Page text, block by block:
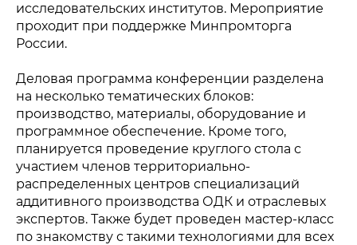
исследовательских институтов. Мероприятие
проходит при поддержке Минпромторга
России.
Деловая программа конференции разделена
на несколько тематических блоков:
производство, материалы, оборудование и
программное обеспечение. Кроме того,
планируется проведение круглого стола с
участием членов территориально-
распределенных центров специализаций
аддитивного производства ОДК и отраслевых
экспертов. Также будет проведен мастер-класс
по знакомству с такими технологиями для всех